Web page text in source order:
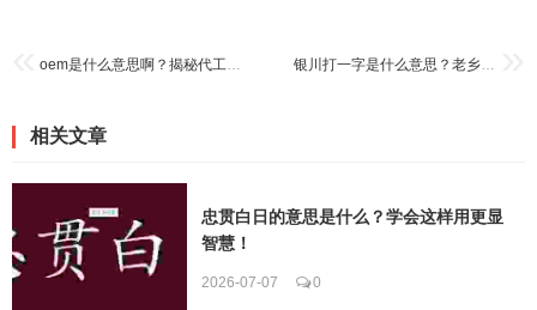
相关文章
忠贯白日的意思是什么？学会这样用更显
智慧！
2026-07-07 0